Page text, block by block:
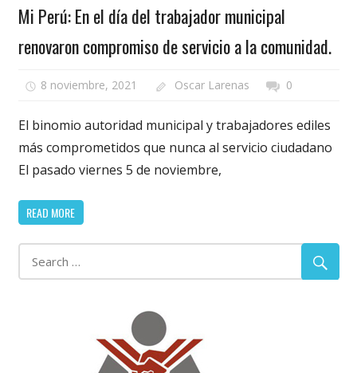
Mi Perú: En el día del trabajador municipal
renovaron compromiso de servicio a la comunidad.
8 noviembre, 2021 Oscar Larenas 0
El binomio autoridad municipal y trabajadores ediles
más comprometidos que nunca al servicio ciudadano
El pasado viernes 5 de noviembre,
READ MORE